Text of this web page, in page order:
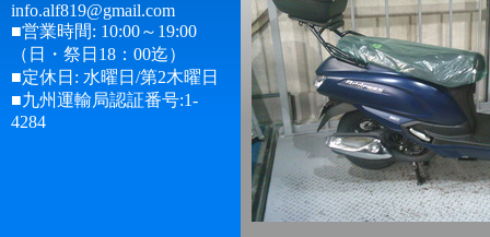
info.alf819@gmail.com
■営業時間: 10:00～19:00
（日・祭日18：00迄）
■定休日: 水曜日/第2木曜日
■九州運輸局認証番号:1-
4284